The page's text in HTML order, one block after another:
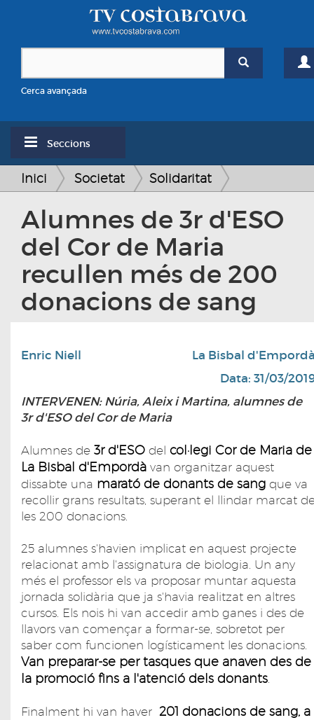
Cerca avançada
Seccions
Inici Societat Solidaritat
Alumnes de 3r d'ESO
del Cor de Maria
recullen més de 200
donacions de sang
Enric Niell
La Bisbal
Data: 31/03/
INTERVENEN: Núria, Aleix i Martina, alumnes de
3r d'ESO del Cor de Maria
Alumnes de 3r d'ESO del col·legi Cor de Maria de
La Bisbal d'Empordà van organitzar aquest
dissabte una marató de donants de sang que va
recollir grans resultats, superant el llindar marcat
les 200 donacions.
25 alumnes s'havien implicat en aquest projecte
relacionat amb l'assignatura de biologia. Un any
més el professor els va proposar muntar aquesta
jornada solidària que ja s'havia realitzat en altres
cursos. Els nois hi van accedir amb ganes i des de
llavors van començar a formar-se, sobretot per
saber com funcionen logísticament les donacions.
Van preparar-se per tasques que anaven des de
la promoció fins a l'atenció dels donants.
Finalment hi van haver 201 donacions de sang, a